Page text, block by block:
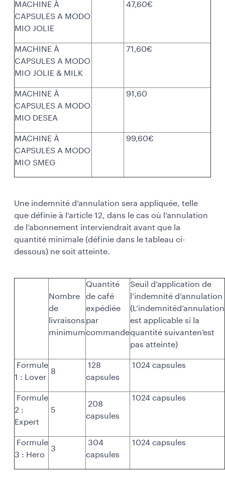
MACHINE À
CAPSULES A MODO
MIO JOLIE
47,60€
MACHINE À
CAPSULES A MODO
MIO JOLIE & MILK
71,60€
MACHINE À
CAPSULES A MODO
MIO DESEA
91,60
MACHINE À
CAPSULES A MODO
MIO SMEG
99,60€
Une indemnité d’annulation sera appliquée, telle
que définie à l’article 12, dans le cas où l’annulation
de l’abonnement interviendrait avant que la
quantité minimale (définie dans le tableau ci-
dessous) ne soit atteinte.
Nombre
de
livraisons
minimum
Quantité
de café
expédiée
par
commande
Seuil d’application de
l’indemnité d’annulation
(L’indemnitéd’annulation
est applicable si la
quantité suivanten’est
pas atteinte)
Formule
1 : Lover
8
128
capsules
1024 capsules
Formule
2 :
Expert
5
208
capsules
1024 capsules
Formule
3 : Hero
3
304
capsules
1024 capsules